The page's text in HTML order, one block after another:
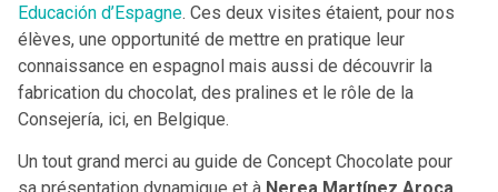
Educación d’Espagne. Ces deux visites étaient, pour nos
élèves, une opportunité de mettre en pratique leur
connaissance en espagnol mais aussi de découvrir la
fabrication du chocolat, des pralines et le rôle de la
Consejería, ici, en Belgique.
Un tout grand merci au guide de Concept Chocolate pour